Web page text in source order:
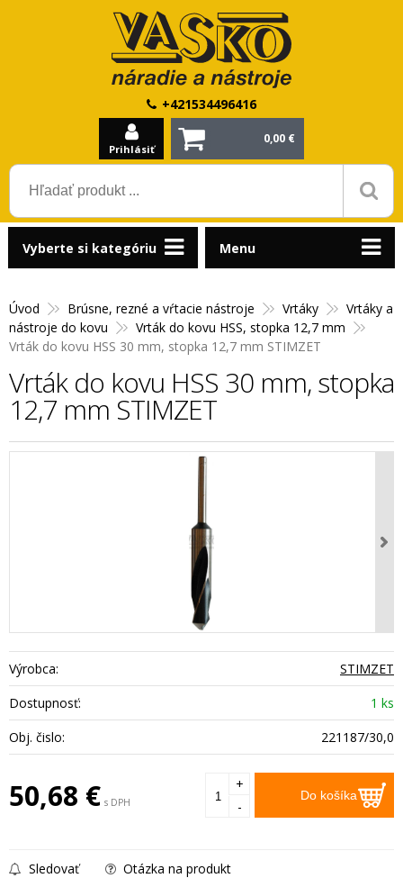
+421534496416
Prihlásiť
0,00 €
Úvod Brúsne, rezné a vŕtacie nástroje Vrtáky
Vrtáky a
nástroje do kovu
Vrták do kovu HSS, stopka 12,7 mm
Vrták do kovu HSS 30 mm, stopka 12,7 mm STIMZET
Vrták do kovu HSS 30 mm, stopka
12,7 mm STIMZET
Výrobca:
STIMZET
Dostupnosť:
1 ks
Obj. čislo:
221187/30,0
50,68 € s DPH Do košíka
+
-
Sledovať Otázka na produkt
Vyberte si kategóriu Menu